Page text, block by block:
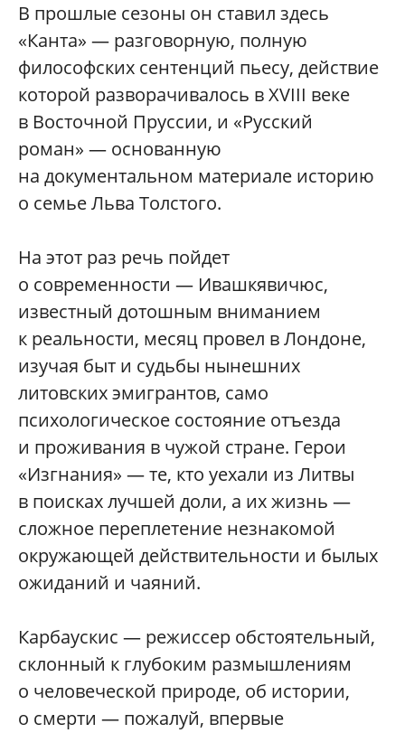
В прошлые сезоны он ставил здесь
«Канта» — разговорную, полную
философских сентенций пьесу, действие
которой разворачивалось в XVIII веке
в Восточной Пруссии, и «Русский
роман» — основанную
на документальном материале историю
о семье Льва Толстого.
На этот раз речь пойдет
о современности — Ивашкявичюс,
известный дотошным вниманием
к реальности, месяц провел в Лондоне,
изучая быт и судьбы нынешних
литовских эмигрантов, само
психологическое состояние отъезда
и проживания в чужой стране. Герои
«Изгнания» — те, кто уехали из Литвы
в поисках лучшей доли, а их жизнь —
сложное переплетение незнакомой
окружающей действительности и былых
ожиданий и чаяний.
Карбаускис — режиссер обстоятельный,
склонный к глубоким размышлениям
о человеческой природе, об истории,
о смерти — пожалуй, впервые